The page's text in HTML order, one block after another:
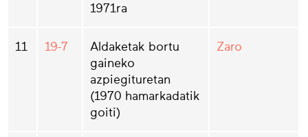
1971ra
11 19-7
Aldaketak bortu
gaineko
azpiegituretan
(1970 hamarkadatik
goiti)
Zaro